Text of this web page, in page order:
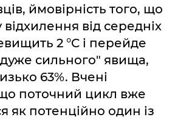
ймовірність того, що
від середніх
2 °C і перейде
сильного" явища,
63%. Вчені
поточний цикл вже
як потенційно один із